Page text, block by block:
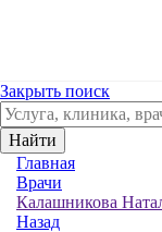
Закрыть поиск
Найти
Главная
Врачи
Калашникова
Назад